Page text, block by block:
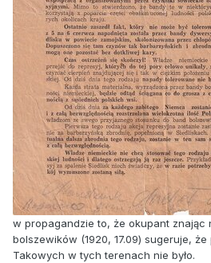
w propagandzie to, że okupant znając
bolszewików (1920, 17.09) sugeruje,
Takowych w tych terenach nie było.